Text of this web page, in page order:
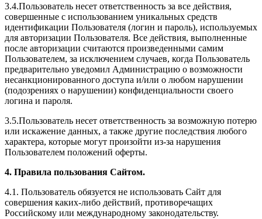
3.4.Пользователь несет ответственность за все действия,
совершенные с использованием уникальных средств
идентификации Пользователя (логин и пароль), используемых
для авторизации Пользователя. Все действия, выполненные
после авторизации считаются произведенными самим
Пользователем, за исключением случаев, когда Пользователь
предварительно уведомил Администрацию о возможности
несанкционированного доступа и/или о любом нарушении
(подозрениях о нарушении) конфиденциальности своего
логина и пароля.
3.5.Пользователь несет ответственность за возможную потерю
или искажение данных, а также другие последствия любого
характера, которые могут произойти из-за нарушения
Пользователем положений оферты.
4. Правила пользования Сайтом.
4.1. Пользователь обязуется не использовать Сайт для
совершения каких-либо действий, противоречащих
Российскому или международному законодательству.